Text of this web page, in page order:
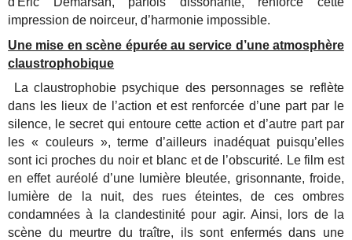
impression de noirceur, d’harmonie impossible.
Une mise en scène épurée au service d’une atmosphère
claustrophobique
La claustrophobie psychique des personnages se reflète
dans les lieux de l’action et est renforcée d’une part par le
silence, le secret qui entoure cette action et d’autre part par
les « couleurs », terme d’ailleurs inadéquat puisqu’elles
sont ici proches du noir et blanc et de l’obscurité. Le film est
en effet auréolé d’une lumière bleutée, grisonnante, froide,
lumière de la nuit, des rues éteintes, de ces ombres
condamnées à la clandestinité pour agir. Ainsi, lors de la
scène du meurtre du traître, ils sont enfermés dans une